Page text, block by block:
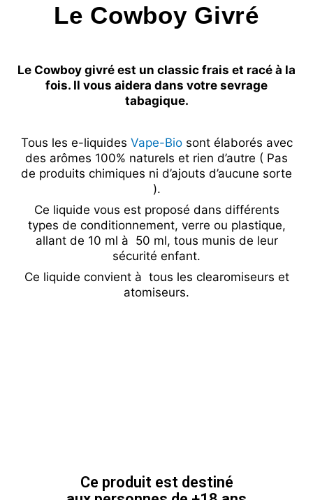
Le Cowboy Givré
Le Cowboy givré est un classic frais et racé à la
fois. Il vous aidera dans votre sevrage
tabagique.
Tous les e-liquides Vape-Biosont élaborés avec
des arômes 100% naturels et rien d’autre ( Pas
de produits chimiques ni d’ajouts d’aucune sorte
).
Ce liquide vous est proposé dans différents
types de conditionnement, verre ou plastique,
allant de 10 ml à 50 ml, tous munis de leur
sécurité enfant.
Ce liquide convient à tous les clearomiseurs et
atomiseurs.
Ce produit est destiné